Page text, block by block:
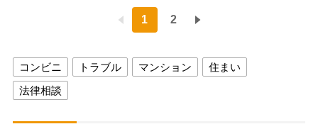
1 2
コンビニ トラブル マンション
住まい
法律相談